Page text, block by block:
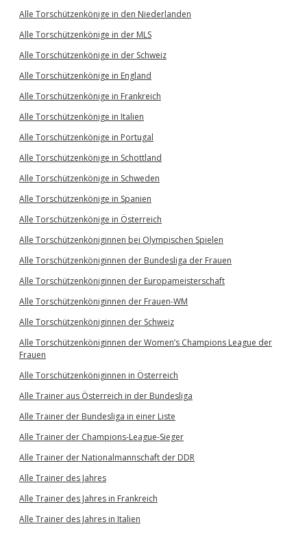
Alle Torschützenkönige in den Niederlanden
Alle Torschützenkönige in der MLS
Alle Torschützenkönige in der Schweiz
Alle Torschützenkönige in England
Alle Torschützenkönige in Frankreich
Alle Torschützenkönige in Italien
Alle Torschützenkönige in Portugal
Alle Torschützenkönige in Schottland
Alle Torschützenkönige in Schweden
Alle Torschützenkönige in Spanien
Alle Torschützenkönige in Österreich
Alle Torschützenköniginnen bei Olympischen Spielen
Alle Torschützenköniginnen der Bundesliga der Frauen
Alle Torschützenköniginnen der Europameisterschaft
Alle Torschützenköniginnen der Frauen-WM
Alle Torschützenköniginnen der Schweiz
Alle Torschützenköniginnen der Women’s Champions League der
Frauen
Alle Torschützenköniginnen in Österreich
Alle Trainer aus Österreich in der Bundesliga
Alle Trainer der Bundesliga in einer Liste
Alle Trainer der Champions-League-Sieger
Alle Trainer der Nationalmannschaft der DDR
Alle Trainer des Jahres
Alle Trainer des Jahres in Frankreich
Alle Trainer des Jahres in Italien